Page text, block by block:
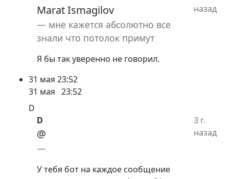
Marat Ismagilov
мне кажется абсолютно все
знали что потолок примут
Я бы так уверенно не говорил.
назад
31 мая 23:52
31 мая 23:52
D
D
@
У тебя бот на каждое сообщение
3 г.
назад